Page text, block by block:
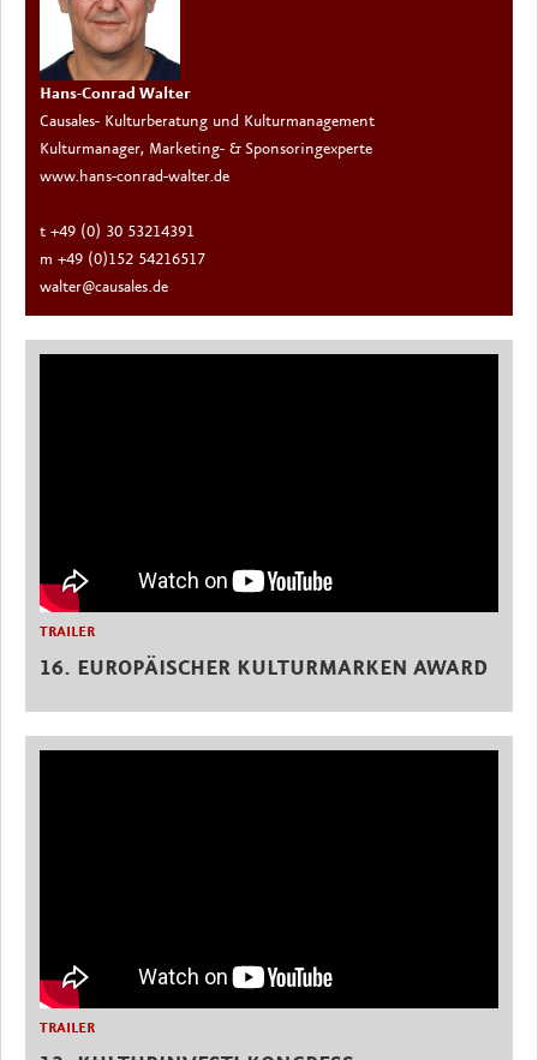
Hans-Conrad Walter
Causales- Kulturberatung und Kulturmanagement
Kulturmanager, Marketing- & Sponsoringexperte
www.hans-conrad-walter.de
t +49 (0) 30 53214391
m +49 (0)152 54216517
walter@causales.de
TRAILER
16. EUROPÄISCHER KULTURMARKEN AWARD
TRAILER